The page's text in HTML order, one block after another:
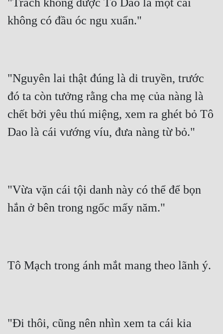
"Trách không được Tô Dao là một cái
không có đầu óc ngu xuẩn."
"Nguyên lai thật đúng là di truyền, trước
đó ta còn tưởng rằng cha mẹ của nàng là
chết bởi yêu thú miệng, xem ra ghét bỏ Tô
Dao là cái vướng víu, đưa nàng từ bỏ."
"Vừa vặn cái tội danh này có thể để bọn
hắn ở bên trong ngốc mấy năm."
Tô Mạch trong ánh mắt mang theo lãnh ý.
"Đi thôi, cũng nên nhìn xem ta cái kia